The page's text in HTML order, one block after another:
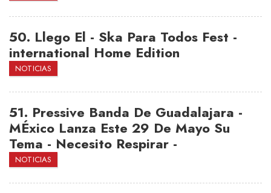
50. Llego El - Ska Para Todos Fest -
international Home Edition
NOTICIAS
51. Pressive Banda De Guadalajara -
MÉxico Lanza Este 29 De Mayo Su
Tema - Necesito Respirar -
NOTICIAS